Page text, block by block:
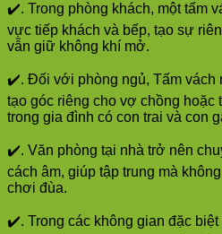
✔️. Trong phòng khách, một tấm
vực tiếp khách và bếp, tạo sự
vẫn giữ không khí mở.
✔️. Đối với phòng ngủ, Tấm vách
tạo góc riêng cho vợ chồng hoặc
trong gia đình có con trai và con
✔️. Văn phòng tại nhà trở nên
cách âm, giúp tập trung mà
chơi đùa.
✔️. Trong các không gian đặc